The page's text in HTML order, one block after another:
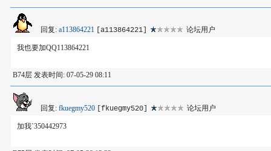
回复: a113864221 [a113864221] 论坛用户
我也要加QQ113864221
B74层 发表时间: 07-05-29 08:11
回复: fkuegmy520 [fkuegmy520] 论坛用户
加我`350442973